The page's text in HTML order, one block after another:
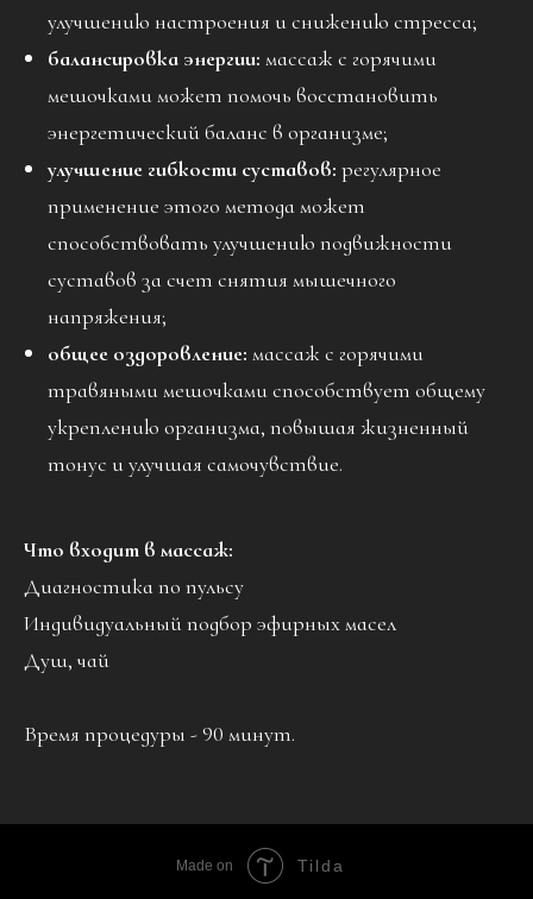
улучшению настроения и снижению стресса;
балансировка энергии: массаж с горячими
мешочками может помочь восстановить
энергетический баланс в организме;
улучшение гибкости суставов: регулярное
применение этого метода может
способствовать улучшению подвижности
суставов за счет снятия мышечного
напряжения;
общее оздоровление: массаж с горячими
травяными мешочками способствует общему
укреплению организма, повышая жизненный
тонус и улучшая самочувствие.
Что входит в массаж:
Диагностика по пульсу
Индивидуальный подбор эфирных масел
Душ, чай
Время процедуры - 90 минут.
Made on Tilda